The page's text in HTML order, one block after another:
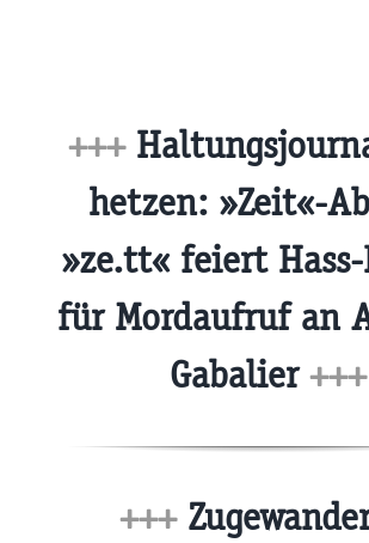
+++
hetzen: »Zeit«-
»ze.tt« feiert
für Mordaufruf an
Gabalier+++
+++